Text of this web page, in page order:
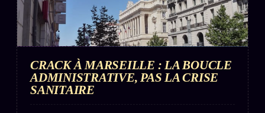
CRACK À MARSEILLE : LA BOUCLE
ADMINISTRATIVE, PAS LA CRISE
SANITAIRE